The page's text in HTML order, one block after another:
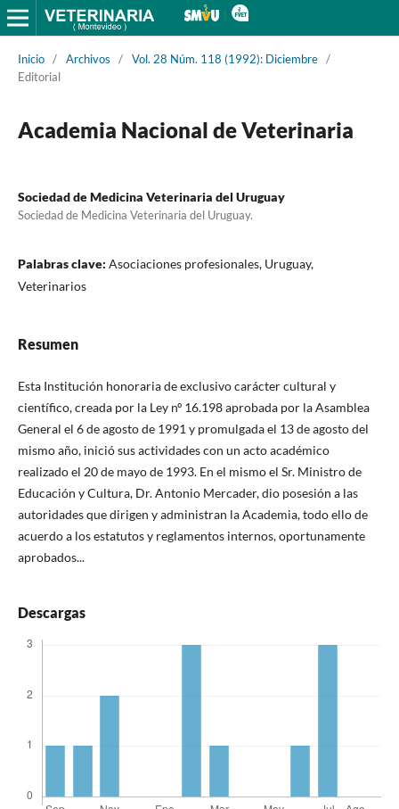
Inicio / Archivos / Vol. 28 Núm. 118 (1992): Diciembre /
Editorial
Academia Nacional de Veterinaria
Sociedad de Medicina Veterinaria del Uruguay
Sociedad de Medicina Veterinaria del Uruguay.
Palabras clave: Asociaciones profesionales, Uruguay,
Veterinarios
Resumen
Esta Institución honoraria de exclusivo carácter cultural y
científico, creada por la Ley nº 16.198 aprobada por la Asamblea
General el 6 de agosto de 1991 y promulgada el 13 de agosto del
mismo año, inició sus actividades con un acto académico
realizado el 20 de mayo de 1993. En el mismo el Sr. Ministro de
Educación y Cultura, Dr. Antonio Mercader, dio posesión a las
autoridades que dirigen y administran la Academia, todo ello de
acuerdo a los estatutos y reglamentos internos, oportunamente
aprobados...
Descargas